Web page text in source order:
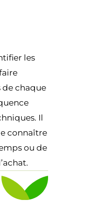
les
de chaque
Il
connaître
ou de